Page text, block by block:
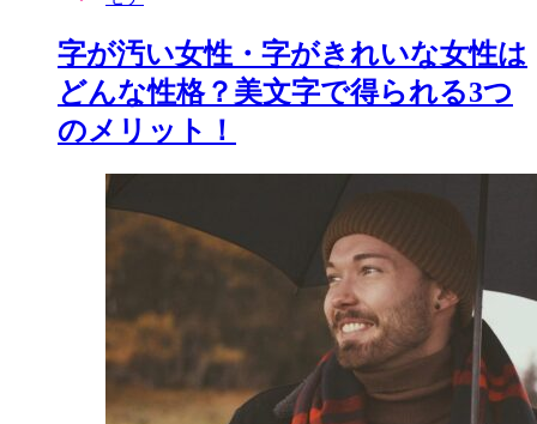
字が汚い女性・字がきれいな女性は
どんな性格？美文字で得られる3つ
のメリット！